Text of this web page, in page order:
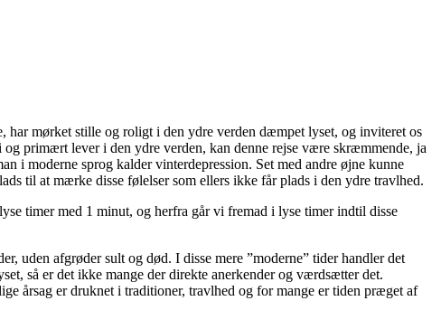
mørket stille og roligt i den ydre verden dæmpet lyset, og inviteret os
primært lever i den ydre verden, kan denne rejse være skræmmende, ja
i moderne sprog kalder vinterdepression. Set med andre øjne kunne
til at mærke disse følelser som ellers ikke får plads i den ydre travlhed.
timer med 1 minut, og herfra går vi fremad i lyse timer indtil disse
uden afgrøder sult og død. I disse mere ”moderne” tider handler det
så er det ikke mange der direkte anerkender og værdsætter det.
årsag er druknet i traditioner, travlhed og for mange er tiden præget af